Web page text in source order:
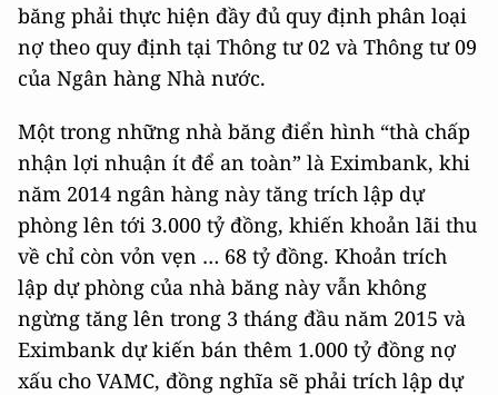
băng phải thực hiện đầy đủ quy định phân loại
nợ theo quy định tại Thông tư 02 và Thông tư 09
của Ngân hàng Nhà nước.
Một trong những nhà băng điển hình “thà chấp
nhận lợi nhuận ít để an toàn” là Eximbank, khi
năm 2014 ngân hàng này tăng trích lập dự
phòng lên tới 3.000 tỷ đồng, khiến khoản lãi thu
về chỉ còn vỏn vẹn … 68 tỷ đồng. Khoản trích
lập dự phòng của nhà băng này vẫn không
ngừng tăng lên trong 3 tháng đầu năm 2015 và
Eximbank dự kiến bán thêm 1.000 tỷ đồng nợ
xấu cho VAMC, đồng nghĩa sẽ phải trích lập dự